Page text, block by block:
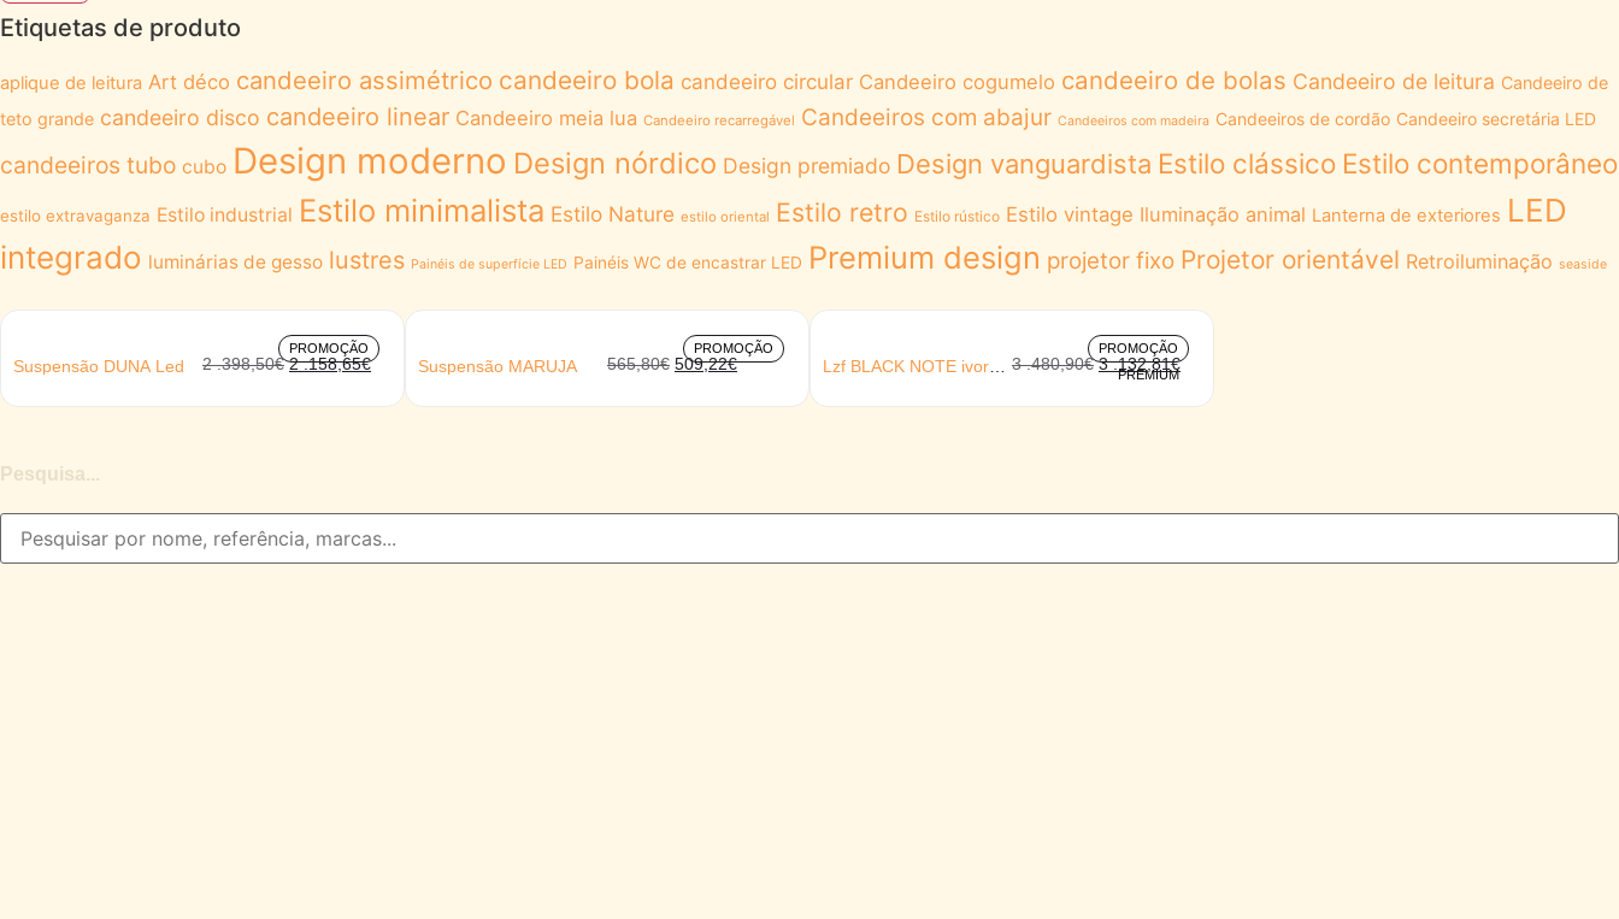
Etiquetas de produto
aplique de leitura Art déco candeeiro assimétrico candeeiro bola candeeiro circular Candeeiro cogumelo candeeiro de bolas Candeeiro de leitura Candeeiro de
teto grande candeeiro disco candeeiro linear Candeeiro meia lua Candeeiro recarregável Candeeiros com abajur Candeeiros com madeira Candeeiros de cordão Candeeiro secretária LED
candeeiros tubo cubo Design moderno Design nórdico Design premiado Design vanguardista Estilo clássico Estilo contemporâneo
estilo extravaganza Estilo industrial Estilo minimalista Estilo Nature estilo oriental Estilo retro Estilo rústico Estilo vintage Iluminação animal Lanterna de exteriores LED
integrado luminárias de gesso lustres Painéis de superfície LED Painéis WC de encastrar LED Premium design projetor fixo Projetor orientável Retroiluminação seaside
PROMOÇÃO
Suspensão DUNA Led 2 .398,50€ 2 .158,65€
PROMOÇÃO
Suspensão MARUJA 565,80€ 509,22€
PROMOÇÃO
PREMIUM
Lzf BLACK NOTE ivory
3 .480,90€ 3 .132,81€
Pesquisa...